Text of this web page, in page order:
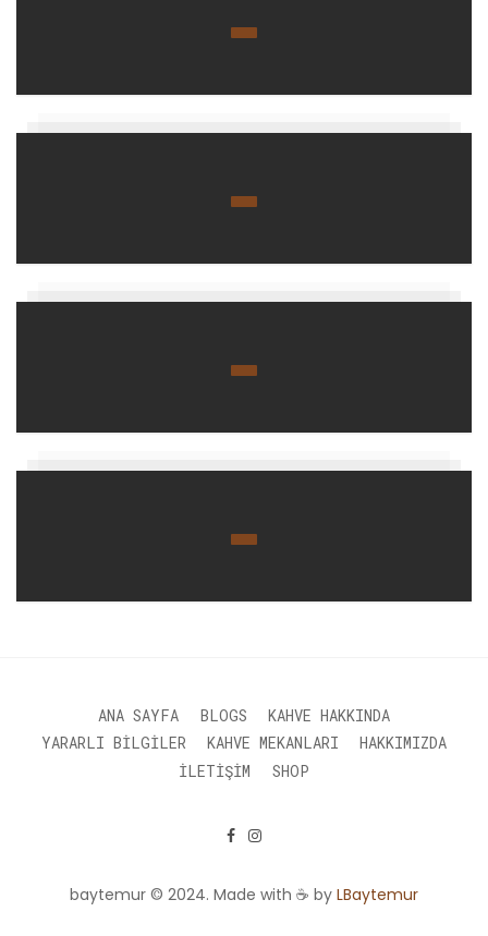
ANA SAYFA BLOGS
KAHVE HAKKINDA
YARARLI BILGILER
KAHVE MEKANLARI
HAKKIMIZDA
İLETIŞIM
SHOP
baytemur © 2024. Made with ☕ by LBaytemur